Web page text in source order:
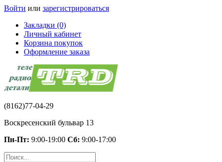
Войти или зарегистрироваться
Закладки (0)
Личный кабинет
Корзина покупок
Оформление заказа
(8162)77-04-29
Воскресенский бульвар 13
Пн-Пт: 9:00-19:00 Сб: 9:00-17:00